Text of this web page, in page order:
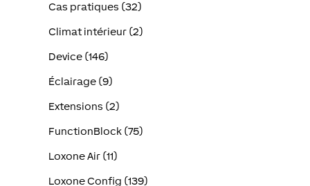
Cas pratiques (32)
Climat intérieur (2)
Device (146)
Éclairage (9)
Extensions (2)
FunctionBlock (75)
Loxone Air (11)
Loxone Config (139)